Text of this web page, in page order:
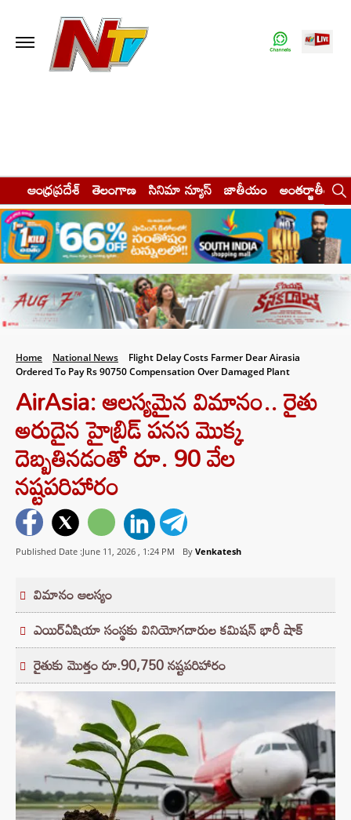
ఆంధ్రప్రదేశ్ తెలంగాణ సినిమా న్యూస్ జాతీయం అంతర్జాతీయం
Home National News
Flight Delay Costs Farmer Dear Airasia
Ordered To Pay Rs 90750 Compensation Over Damaged Plant
AirAsia: ఆలస్యమైన విమానం.. రైతు
అరుదైన హైబ్రిడ్ పనస మొక్క
దెబ్బతినడంతో రూ. 90 వేల
నష్టపరిహారం
Published Date :June 11, 2026 , 1:24 PM By Venkatesh
విమానం ఆలస్యం
ఎయిర్‌ఏషియా సంస్థకు వినియోగదారుల కమిషన్ భారీ షాక్
రైతుకు మొత్తం రూ.90,750 నష్టపరిహారం